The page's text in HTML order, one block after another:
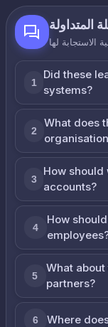
المتداولة
الاستجابة لها
1
Did these
systems?
2
What does
3
How
accounts?
4
How
5
What
partners?
6 Where